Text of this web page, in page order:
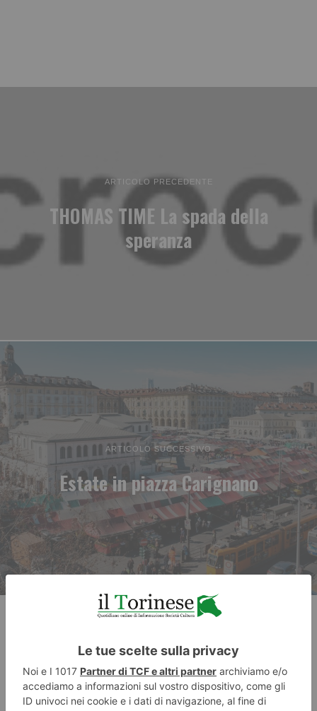
ARTICOLO PRECEDENTE
THOMAS TIME La spada della
speranza
ARTICOLO SUCCESSIVO
Estate in piazza Carignano
RECENTI: